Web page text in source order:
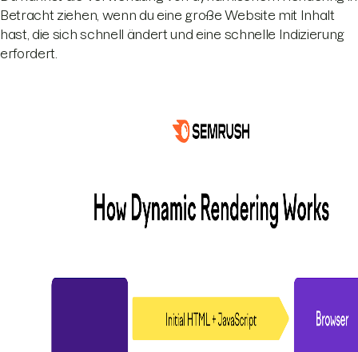
Betracht ziehen, wenn du eine große Website mit Inhalt
hast, die sich schnell ändert und eine schnelle Indizierung
erfordert.